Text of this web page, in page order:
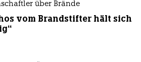
über Brände
vom Brandstifter hält sich